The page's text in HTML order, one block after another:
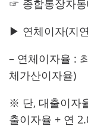
☞ 종합통장자
▶ 연체이자(지
– 연체이자율 :
체가산이자율)
※ 단, 대출이자
출이자율 + 연